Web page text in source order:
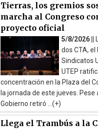
Tierras, los gremios
marcha al Congreso
proyecto oficial
5/8/2026 ||
dos CTA, el
Sindicatos
UTEP
concentración en la Plaza del
la jornada de este jueves. Pese
Gobierno retiró ...(+)
Llega el Trambús a la